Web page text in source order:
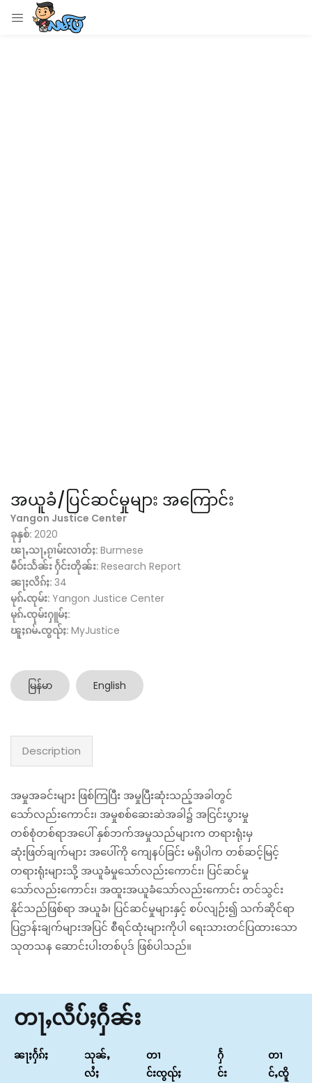
အယူခံ/ပြင်ဆင်မှုများ အကြောင်း
Yangon Justice Center
ခုနှစ်: 2020
ၽႃႇသႃႇၵႂၢမ်းလၢတ်ႈ: Burmese
မဵဝ်းသႅၼ်း ႁႅင်းတိုၼ်း: Research Report
ၼႃႈလိၵ်ႈ: 34
မုၵ်ႉၸုမ်း: Yangon Justice Center
မုၵ်ႉၸုမ်းႁူမ်ႈ:
ၽူႈၵမ်ႉၸွၺ်ႈ: MyJustice
မြန်မာ English
Description
အမှုအခင်းများ ဖြစ်ကြပြီး အမှုပြီးဆုံးသည့်အခါတွင်
သော်လည်းကောင်း၊ အမှုစစ်ဆေးဆဲအခါ၌ အငြင်းပွားမှု
တစ်စုံတစ်ရာအပေါ် နှစ်ဘက်အမှုသည်များက တရားရုံးမှ
ဆုံးဖြတ်ချက်များ အပေါ်ကို ကျေနပ်ခြင်း မရှိပါက တစ်ဆင့်မြင့်
တရားရုံးများသို့ အယူခံမှုသော်လည်းကောင်း၊ ပြင်ဆင်မှု
သော်လည်းကောင်း၊ အထူးအယူခံသော်လည်းကောင်း တင်သွင်း
နိုင်သည်ဖြစ်ရာ အယူခံ၊ ပြင်ဆင်မှုများနှင့် စပ်လျဉ်း၍ သက်ဆိုင်ရာ
ပြဌာန်းချက်များအပြင် စီရင်ထုံးများကိုပါ ရေးသားတင်ပြထားသော
သုတသန ဆောင်းပါးတစ်ပုဒ် ဖြစ်ပါသည်။
တႃႇလဵပ်ႈႁဵၼ်း
ၼႃႈႁႅၵ်ႈ
သုၼ်ႇ
လႆႈ
တၢ
င်းၸွၺ်ႈ
ႁႅ
င်း
တၢ
င်ႇၸိူ
LOGIN